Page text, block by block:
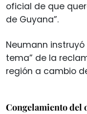
oficial de que
de Guyana”.
Neumann
tema” de la
región a cambio
Congelamiento del